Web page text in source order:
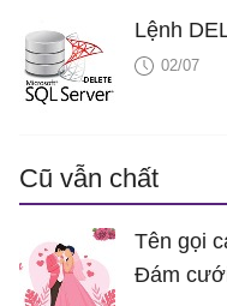
Lệnh
02/07
Cũ vẫn chất
Tên gọi
Đám